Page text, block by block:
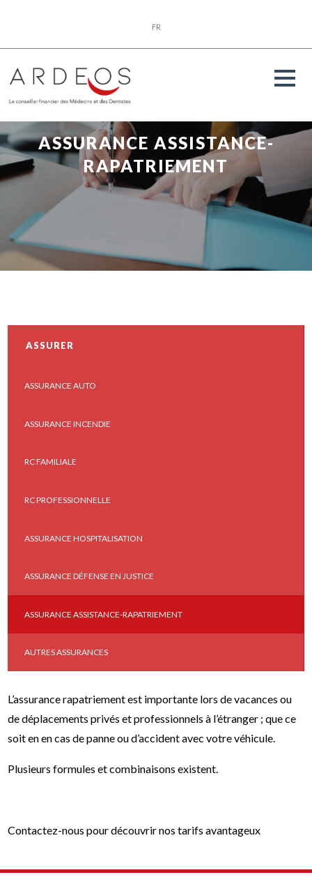
FR
ASSURANCE ASSISTANCE-
RAPATRIEMENT
ASSURER
ASSURANCE AUTO
ASSURANCE INCENDIE
RC FAMILIALE
RC PROFESSIONNELLE
ASSURANCE HOSPITALISATION
ASSURANCE DÉFENSE EN JUSTICE
ASSURANCE ASSISTANCE-RAPATRIEMENT
AUTRES ASSURANCES
L’assurance rapatriement est importante lors de vacances ou
de déplacements privés et professionnels à l’étranger ; que ce
soit en en cas de panne ou d’accident avec votre véhicule.
Plusieurs formules et combinaisons existent.
Contactez-nous pour découvrir nos tarifs avantageux